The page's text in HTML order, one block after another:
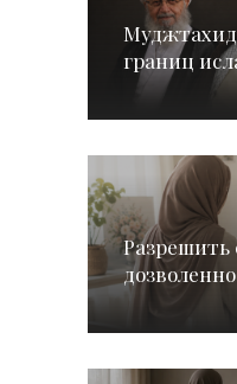
границ
Разрешить